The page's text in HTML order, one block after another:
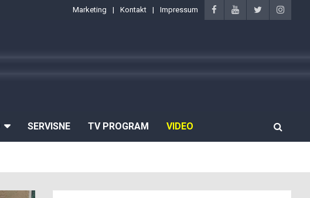
Marketing Kontakt Impressum
SERVISNE TV PROGRAM VIDEO